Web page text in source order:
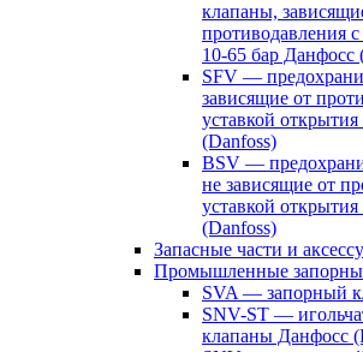
клапаны,
противодавления
10-65 бар Данфосс
SFV —
зависящие от
уставкой
(Danfoss)
BSV —
не зависящие от
уставкой
(Danfoss)
Запасные части и
Промышленные
SVA — запорный
SNV-ST —
клапаны Данфосс